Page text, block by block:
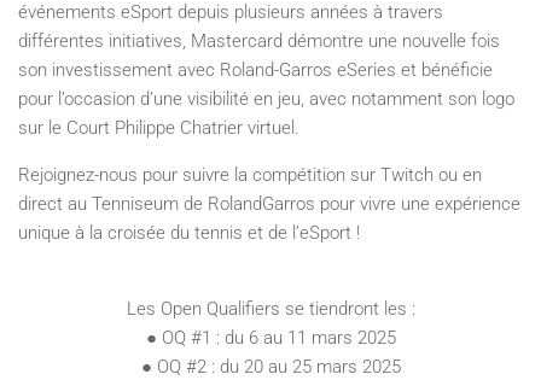
événements eSport depuis plusieurs années à travers
différentes initiatives, Mastercard démontre une nouvelle fois
son investissement avec Roland-Garros eSeries et bénéficie
pour l’occasion d’une visibilité en jeu, avec notamment son logo
sur le Court Philippe Chatrier virtuel.
Rejoignez-nous pour suivre la compétition sur Twitch ou en
direct au Tenniseum de RolandGarros pour vivre une expérience
unique à la croisée du tennis et de l’eSport !
Les Open Qualifiers se tiendront les :
● OQ #1 : du 6 au 11 mars 2025
● OQ #2 : du 20 au 25 mars 2025